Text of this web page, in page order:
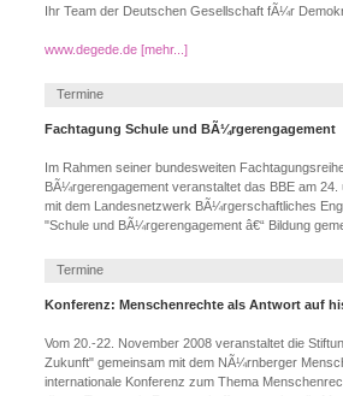
Ihr Team der Deutschen Gesellschaft fÃ¼r
www.degede.de [mehr...]
Termine
Fachtagung Schule und BÃ¼rgerengagement
Im Rahmen seiner bundesweiten
BÃ¼rgerengagement veranstaltet das BBE am
mit dem Landesnetzwerk BÃ¼rgerschaftliches
"Schule und BÃ¼rgerengagement â€“ Bildung
Termine
Konferenz: Menschenrechte als Antwort auf
Vom 20.-22. November 2008 veranstaltet die
Zukunft" gemeinsam mit dem NÃ¼rnberger
internationale Konferenz zum Thema